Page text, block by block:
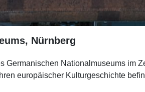
Nürnberg
Germanischen Nationalmuseums im
europäischer Kulturgeschichte